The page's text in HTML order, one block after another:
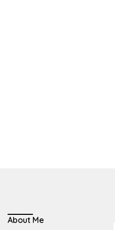
About Me